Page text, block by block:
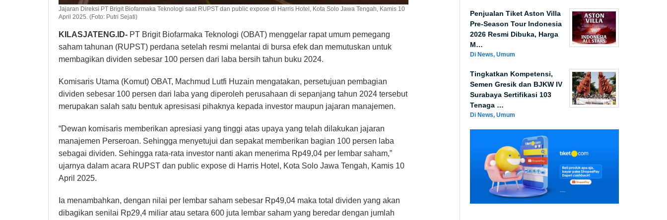
Jajaran Direksi PT Brigit Biofarmaka Teknologi saat RUPST dan public expose di Harris Hotel, Kota Solo Jawa Tengah, Kamis 10
April 2025. (Foto: Putri Sejati)
KILASJATENG.ID- PT Brigit Biofarmaka Teknologi (OBAT) menggelar rapat umum pemegang
saham tahunan (RUPST) perdana setelah resmi melantai di bursa efek dan memutuskan untuk
membagikan dividen sebesar 100 persen dari laba bersih tahun buku 2024.
Komisaris Utama (Komut) OBAT, Machmud Lutfi Huzain mengatakan, persetujuan pembagian
dividen sebesar 100 persen dari laba yang diperoleh perusahaan di sepanjang tahun 2024 tersebut
merupakan salah satu bentuk apresisasi pihaknya kepada investor maupun jajaran manajemen.
“Dewan komisaris memberikan apresiasi yang tinggi atas upaya yang telah dilakukan jajaran
manajemen Perseroan. Sehingga menyetujui dan sepakat memberikan bagian 100 persen laba
sebagai dividen. Sehingga rata-rata investor nanti akan menerima Rp49,04 per lembar saham,”
ujarnya dalam acara RUPST dan public expose di Harris Hotel, Kota Solo Jawa Tengah, Kamis 10
April 2025.
Ia menambahkan, dengan nilai per lembar saham sebesar Rp49,04 maka total dividen yang akan
dibagikan senilai Rp29,4 miliar atau setara 600 juta lembar saham yang beredar dengan jumlah
Penjualan Tiket Aston Villa
Pre-Season Tour Indonesia
2026 Resmi Dibuka, Harga
M…
Di News, Umum
Tingkatkan Kompetensi,
Semen Gresik dan BJKW IV
Surabaya Sertifikasi 103
Tenaga …
Di News, Umum